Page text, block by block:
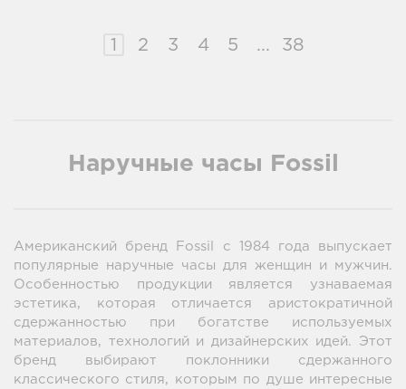
1 2 3 4 5 38
Наручные часы Fossil
Американский бренд Fossil с 1984 года выпускает
популярные наручные часы для женщин и мужчин.
Особенностью продукции является узнаваемая
эстетика, которая отличается аристократичной
сдержанностью при богатстве используемых
материалов, технологий и дизайнерских идей. Этот
бренд выбирают поклонники сдержанного
классического стиля, которым по душе интересные